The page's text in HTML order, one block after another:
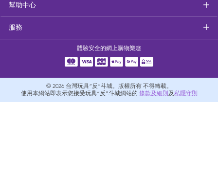
嬰兒手推車
準媽媽
毛巾及床上用品
外遊用品
幫助中心
服務
體驗安全的網上購物樂趣
© 2026 台灣玩具“反”斗城。版權所有 不得轉載。
使用本網站即表示您接受玩具“反”斗城網站的 條款及細則 及私隱守則